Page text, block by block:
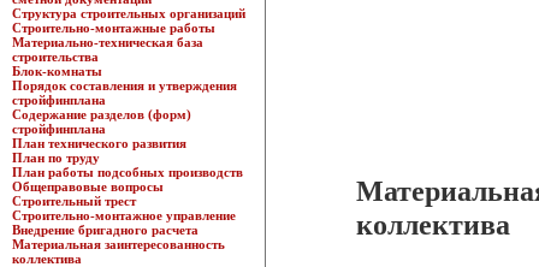
Структура строительных организаций
Строительно-монтажные работы
Материально-техническая база
строительства
Блок-комнаты
Порядок составления и утверждения
стройфинплана
Содержание разделов (форм)
стройфинплана
План технического развития
План по труду
План работы подсобных производств
Общеправовые вопросы
Строительный трест
Строительно-монтажное управление
Внедрение бригадного расчета
Материальная заинтересованность
коллектива
коллектива